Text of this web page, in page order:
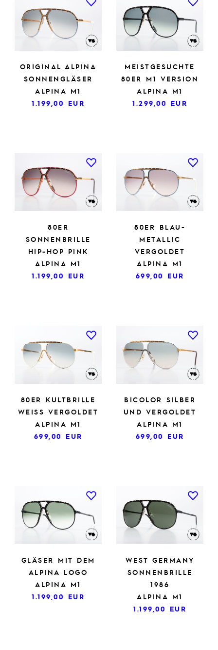
ORIGINAL ALPINA
SONNENGLÄSER
ALPINA M1
1.199,00 EUR
MEISTGESUCHTE
80ER M1 VERSION
ALPINA M1
1.299,00 EUR
80ER
SONNENBRILLE
HIP-HOP PINK
ALPINA M1
1.199,00 EUR
80ER BLAU-
METALLIC
VERGOLDET
ALPINA M1
699,00 EUR
80ER KULTBRILLE
WEISS VERGOLDET
ALPINA M1
699,00 EUR
BICOLOR SILBER
UND VERGOLDET
ALPINA M1
699,00 EUR
GLÄSER MIT DEM
ALPINA LOGO
ALPINA M1
1.199,00 EUR
WEST GERMANY
SONNENBRILLE
1986
ALPINA M1
1.199,00 EUR